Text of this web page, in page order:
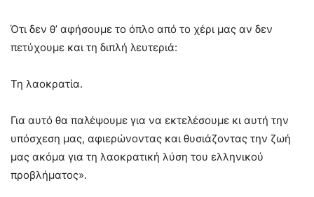
Ότι δεν θ’ αφήσουμε το όπλο από το χέρι μας αν δεν
πετύχουμε και τη διπλή λευτεριά:
Τη λαοκρατία.
Για αυτό θα παλέψουμε για να εκτελέσουμε κι αυτή την
υπόσχεση μας, αφιερώνοντας και θυσιάζοντας την ζωή
μας ακόμα για τη λαοκρατική λύση του ελληνικού
προβλήματος».